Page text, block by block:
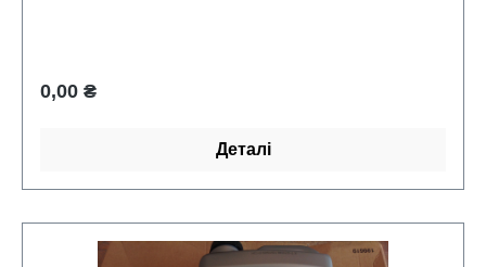
Звичайна ціна:
0,00 ₴
Деталі